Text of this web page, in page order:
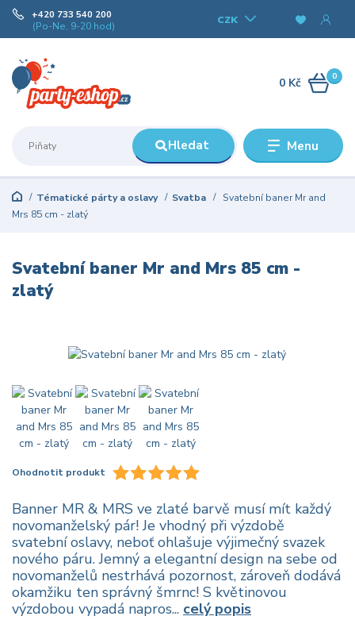
Menu
CZK
Hledat
+420 733 540 200
(Po-Ne, 9-20 hod)
0
0 Kč
Tématické párty a oslavy Svatba
Svatební baner Mr and
Mrs 85 cm - zlatý
Svatební baner Mr and Mrs 85 cm -
zlatý
Ohodnotit produkt
Banner MR & MRS ve zlaté barvě musí mít každý
novomanželský pár! Je vhodný při výzdobě
svatební oslavy, neboť ohlašuje výjimečný svazek
nového páru. Jemný a elegantní design na sebe od
novomanželů nestrhává pozornost, zároveň dodává
okamžiku ten správný šmrnc! S květinovou
výzdobou vypadá napros... celý popis